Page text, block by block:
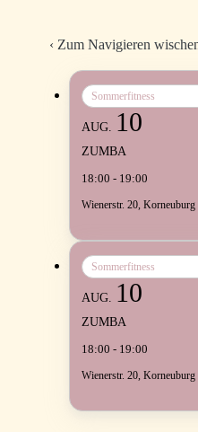
Sommerfitness
AUG. 10
ZUMBA
18:00 - 19:00
Wienerstr. 20, Korneuburg
Sommerfitness
AUG. 10
ZUMBA
18:00 - 19:00
Wienerstr. 20, Korneuburg
‹ Zum Navigieren